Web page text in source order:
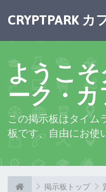
CRYPTPARK カ
ようこ
ーク・
この掲示板はタイム
板です、自由にお使
掲示板トップ